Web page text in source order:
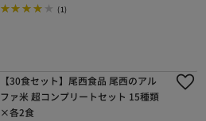
(1)
【30食セット】尾西食品 尾西のアル
ファ米 超コンプリートセット 15種類
×各2食